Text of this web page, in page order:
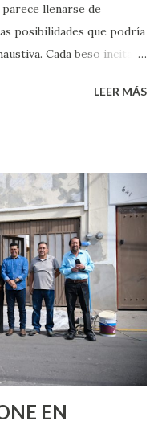
llenarse de
posibilidades que podría
Cada beso incita
El problema es
saber. Pero incluso
no son expertos
algo nuevo que
conocer. Si eres una
sexuales, tal vez
y no puedas esperar para
persona con
cuando ambas partes
LEER MÁS
EN